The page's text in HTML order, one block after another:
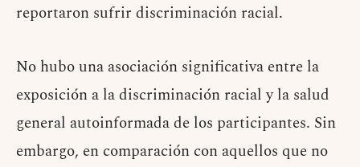
reportaron sufrir discriminación racial.
No hubo una asociación significativa entre la
exposición a la discriminación racial y la salud
general autoinformada de los participantes. Sin
embargo, en comparación con aquellos que no